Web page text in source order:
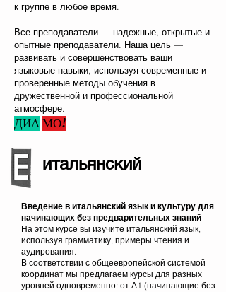
к группе в любое время.
Все преподаватели — надежные, открытые и
опытные преподаватели. Наша цель —
развивать и совершенствовать ваши
языковые навыки, используя современные и
проверенные методы обучения в
дружественной и профессиональной
атмосфере.
ДИАМО!
итальянский
Введение в итальянский язык и культуру для
начинающих без предварительных знаний
На этом курсе вы изучите итальянский язык,
используя грамматику, примеры чтения и
аудирования.
В соответствии с общеевропейской системой
координат мы предлагаем курсы для разных
уровней одновременно: от А1 (начинающие без